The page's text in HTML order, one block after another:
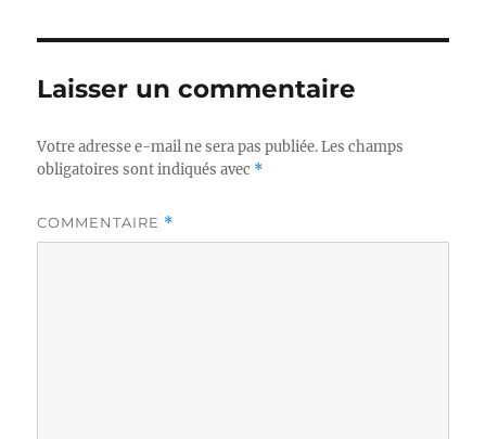
Laisser un commentaire
Votre adresse e-mail ne sera pas publiée. Les champs
obligatoires sont indiqués avec *
COMMENTAIRE *